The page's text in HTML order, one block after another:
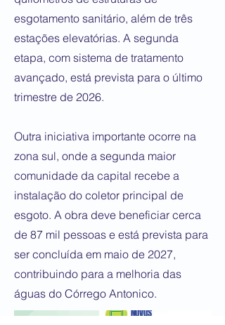
esgotamento sanitário, além de três
estações elevatórias. A segunda
etapa, com sistema de tratamento
avançado, está prevista para o último
trimestre de 2026.
Outra iniciativa importante ocorre na
zona sul, onde a segunda maior
comunidade da capital recebe a
instalação do coletor principal de
esgoto. A obra deve beneficiar cerca
de 87 mil pessoas e está prevista para
ser concluída em maio de 2027,
contribuindo para a melhoria das
águas do Córrego Antonico.